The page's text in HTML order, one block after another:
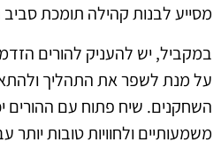
מסייע לבנות קהילה תומכת סביב
במקביל, יש להעניק להורים
על מנת לשפר את התהליך
השחקנים. שיח פתוח עם ההורים
משמעותיים ולחוויות טובות יותר